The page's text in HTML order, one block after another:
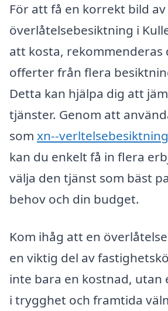
För att få en korrekt bild av
överlåtelsebesiktning i
att kosta, rekommenderas
offerter från flera
Detta kan hjälpa dig att
tjänster. Genom att
som xn--
kan du enkelt få in flera
välja den tjänst som bäst
behov och din budget.
Kom ihåg att en
en viktig del av
inte bara en kostnad, utan
i trygghet och framtida